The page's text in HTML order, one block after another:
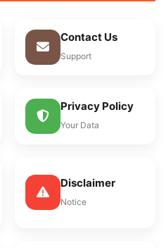
Contact Us
Support
Privacy Policy
Your Data
Disclaimer
Notice